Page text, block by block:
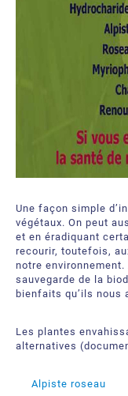
Une façon simple
végétaux. On peut
et en éradiquant
recourir, toutefois,
notre
sauvegarde de la
bienfaits qu’ils nous
Les plantes
alternatives
Alpiste roseau